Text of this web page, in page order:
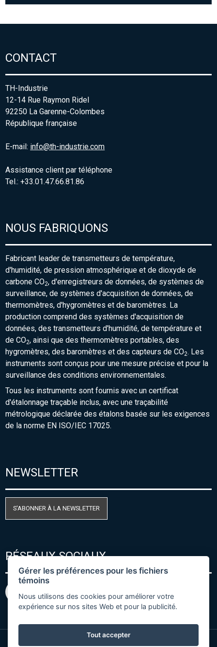
CONTACT
TH-Industrie
12-14 Rue Raymon Ridel
92250 La Garenne-Colombes
République française
E-mail: info@th-industrie.com
Assistance client par téléphone
Tel.: +33.01.47.66.81.86
NOUS FABRIQUONS
Fabricant leader de transmetteurs de température,
d'humidité, de pression atmosphérique et de dioxyde de
carbone CO2, d'enregistreurs de données, de systèmes de
surveillance, de systèmes d'acquisition de données, de
thermomètres, d'hygromètres et de baromètres. La
production comprend des systèmes d'acquisition de
données, des transmetteurs d'humidité, de température et
de CO2, ainsi que des thermomètres portables, des
hygromètres, des baromètres et des capteurs de CO2. Les
instruments sont conçus pour une mesure précise et pour la
surveillance des conditions environnementales.
Tous les instruments sont fournis avec un certificat
d'étalonnage traçable inclus, avec une traçabilité
métrologique déclarée des étalons basée sur les exigences
de la norme EN ISO/IEC 17025.
NEWSLETTER
S'ABONNER À LA NEWSLETTER
RÉSEAUX SOCIAUX
Gérer les préférences pour les fichiers
témoins
Nous utilisons des cookies pour améliorer votre
expérience sur nos sites Web et pour la publicité.
Tout accepter